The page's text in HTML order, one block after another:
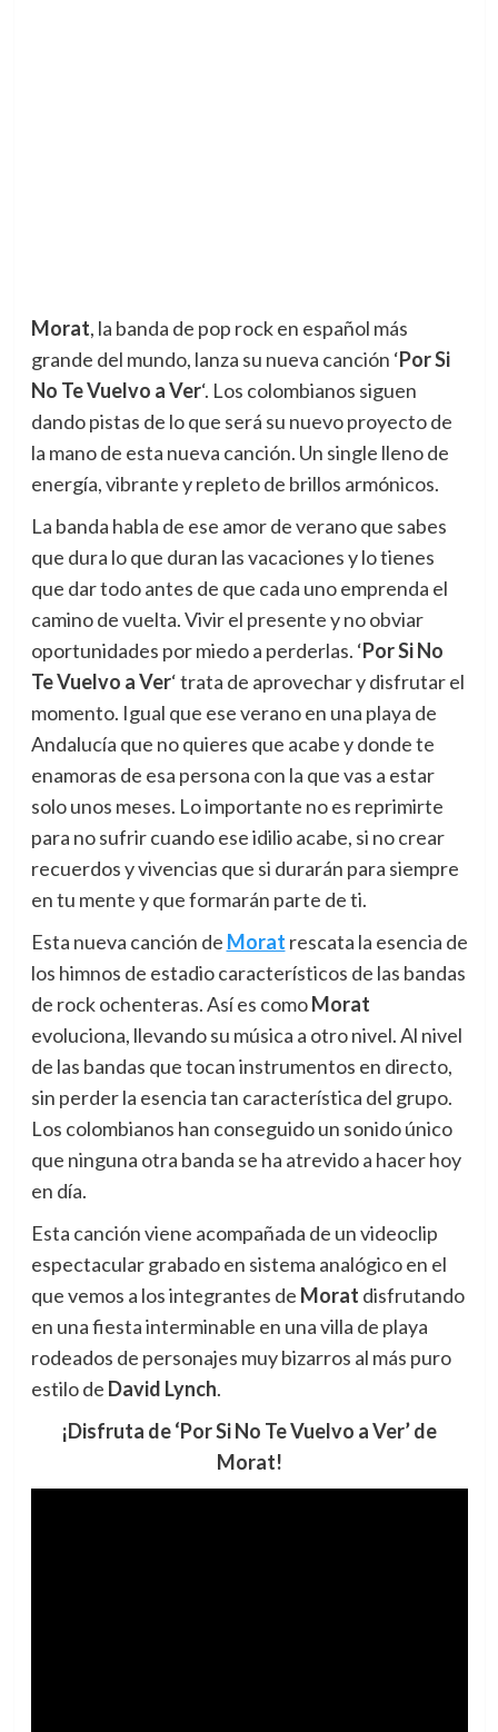
Morat, la banda de pop rock en español más
grande del mundo, lanza su nueva canción ‘Por Si
No Te Vuelvo a Ver‘. Los colombianos siguen
dando pistas de lo que será su nuevo proyecto de
la mano de esta nueva canción. Un single lleno de
energía, vibrante y repleto de brillos armónicos.
La banda habla de ese amor de verano que sabes
que dura lo que duran las vacaciones y lo tienes
que dar todo antes de que cada uno emprenda el
camino de vuelta. Vivir el presente y no obviar
oportunidades por miedo a perderlas. ‘Por Si No
Te Vuelvo a Ver‘ trata de aprovechar y disfrutar el
momento. Igual que ese verano en una playa de
Andalucía que no quieres que acabe y donde te
enamoras de esa persona con la que vas a estar
solo unos meses. Lo importante no es reprimirte
para no sufrir cuando ese idilio acabe, si no crear
recuerdos y vivencias que si durarán para siempre
en tu mente y que formarán parte de ti.
Esta nueva canción de Morat rescata la esencia de
los himnos de estadio característicos de las bandas
de rock ochenteras. Así es comoMorat
evoluciona, llevando su música a otro nivel. Al nivel
de las bandas que tocan instrumentos en directo,
sin perder la esencia tan característica del grupo.
Los colombianos han conseguido un sonido único
que ninguna otra banda se ha atrevido a hacer hoy
en día.
Esta canción viene acompañada de un videoclip
espectacular grabado en sistema analógico en el
que vemos a los integrantes de Morat disfrutando
en una fiesta interminable en una villa de playa
rodeados de personajes muy bizarros al más puro
estilo de David Lynch.
¡Disfruta de ‘Por Si No Te Vuelvo a Ver’ de
Morat!